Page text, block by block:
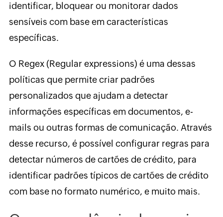
identificar, bloquear ou monitorar dados
sensíveis com base em características
específicas.
O Regex (Regular expressions) é uma dessas
políticas que permite criar padrões
personalizados que ajudam a detectar
informações específicas em documentos, e-
mails ou outras formas de comunicação. Através
desse recurso, é possível configurar regras para
detectar números de cartões de crédito, para
identificar padrões típicos de cartões de crédito
com base no formato numérico, e muito mais.